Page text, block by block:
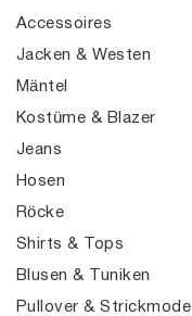
Accessoires
Jacken & Westen
Mäntel
Kostüme & Blazer
Jeans
Hosen
Röcke
Shirts & Tops
Blusen & Tuniken
Pullover & Strickmode